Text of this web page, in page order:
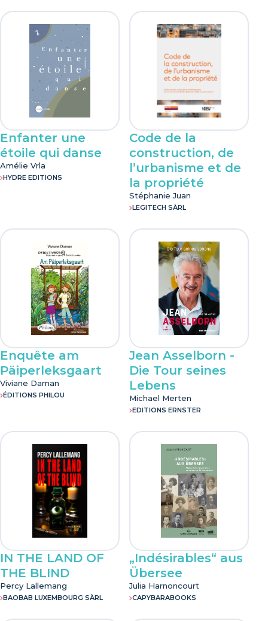
Enfanter une
étoile qui danse
Amélie Vrla
HYDRE EDITIONS
Code de la
construction, de
l’urbanisme et de
la propriété
Stéphanie Juan
LEGITECH SÀRL
Enquête am
Päiperleksgaart
Viviane Daman
ÉDITIONS PHILOU
Jean Asselborn -
Die Tour seines
Lebens
Michael Merten
EDITIONS ERNSTER
IN THE LAND OF
THE BLIND
Percy Lallemang
BAOBAB LUXEMBOURG SÀRL
„Indésirables“ aus
Übersee
Julia Harnoncourt
CAPYBARABOOKS